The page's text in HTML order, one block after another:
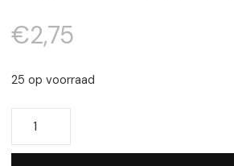
€2,75
25 op voorraad